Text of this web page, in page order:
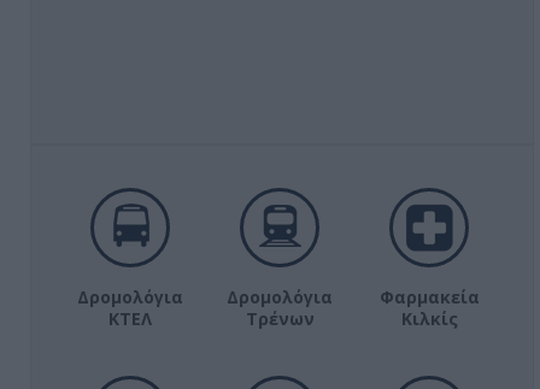
Δρομολόγια
ΚΤΕΛ
Δρομολόγια
Τρένων
Φαρμακεία
Κιλκίς